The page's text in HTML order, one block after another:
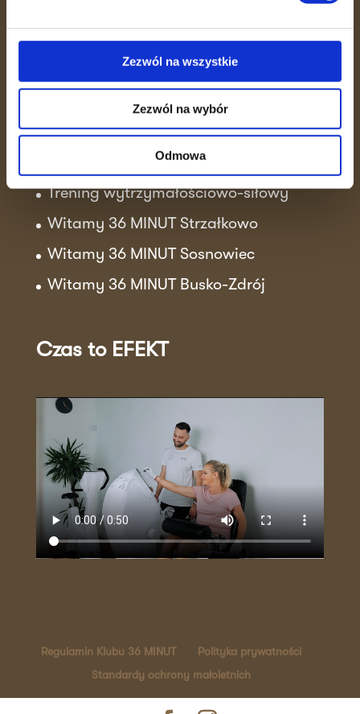
Zezwól na wszystkie
Zezwól na wybór
Odmowa
Skutecznie, bezpiecznie i w otoczeniu
ludzi, którzy motywują do działania.
Aktualności
Sukcesy klubowiczek!
Trening wytrzymałościowo-siłowy
Witamy 36 MINUT Strzałkowo
Witamy 36 MINUT Sosnowiec
Witamy 36 MINUT Busko-Zdrój
Czas to EFEKT
Regulamin Klubu 36 MINUT
Polityka prywatności
Standardy ochrony małoletnich